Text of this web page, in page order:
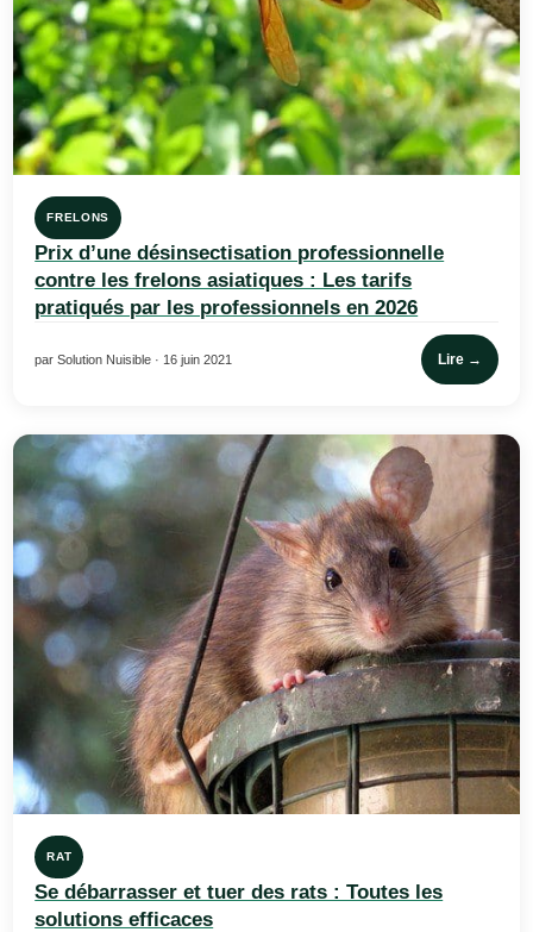
FRELONS
Prix d’une désinsectisation professionnelle
contre les frelons asiatiques : Les tarifs
pratiqués par les professionnels en 2026
par Solution Nuisible · 16 juin 2021 Lire →
RAT
Se débarrasser et tuer des rats : Toutes les
solutions efficaces